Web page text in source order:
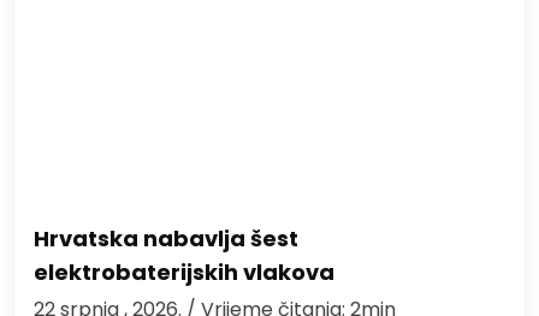
Hrvatska nabavlja šest
elektrobaterijskih vlakova
22 srpnja , 2026. / Vrijeme čitanja: 2min